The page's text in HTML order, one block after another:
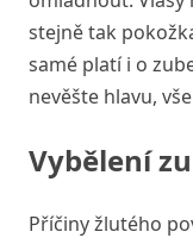
stejně tak
samé platí i o
nevěšte hlavu,
Vybělení
Příčiny žlutého